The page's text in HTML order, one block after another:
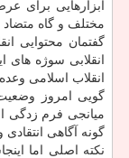
ابزارهایی برای
مختلف و گاه متضاد
گفتمان محتوایی
انقلابی سوژه های
انقلاب اسلامی
گویی امروز
میانجی فرم زدگی
گونه آگاهی انتقادی
نكته اصلی اما